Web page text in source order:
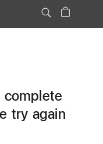
complete
try again